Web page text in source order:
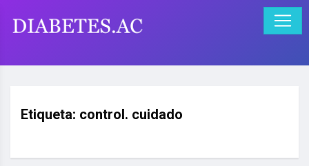
Etiqueta: control. cuidado